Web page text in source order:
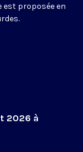
est proposée en
2026 à